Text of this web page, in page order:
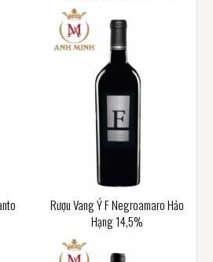
Rượu Vang Ý F Negroamaro Hảo
Hạng 14,5%